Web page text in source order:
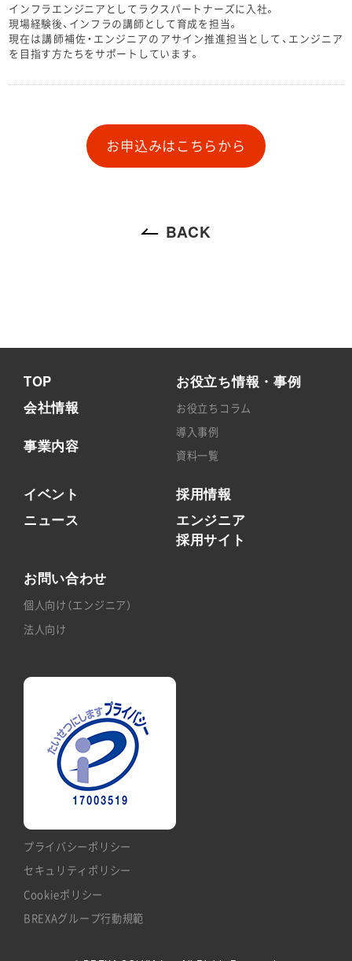
インフラエンジニアとしてラクスパートナーズに入社。
現場経験後、インフラの講師として育成を担当。
現在は講師補佐・エンジニアのアサイン推進担当として、エンジニア
を目指す方たちをサポートしています。
お申込みはこちらから
BACK
TOP
会社情報
事業内容
お役立ち情報・事例
お役立ちコラム
導入事例
資料一覧
イベント
ニュース
採用情報
エンジニア
採用サイト
お問い合わせ
個人向け（エンジニア）
法人向け
プライバシーポリシー
セキュリティポリシー
Cookieポリシー
BREXAグループ行動規範